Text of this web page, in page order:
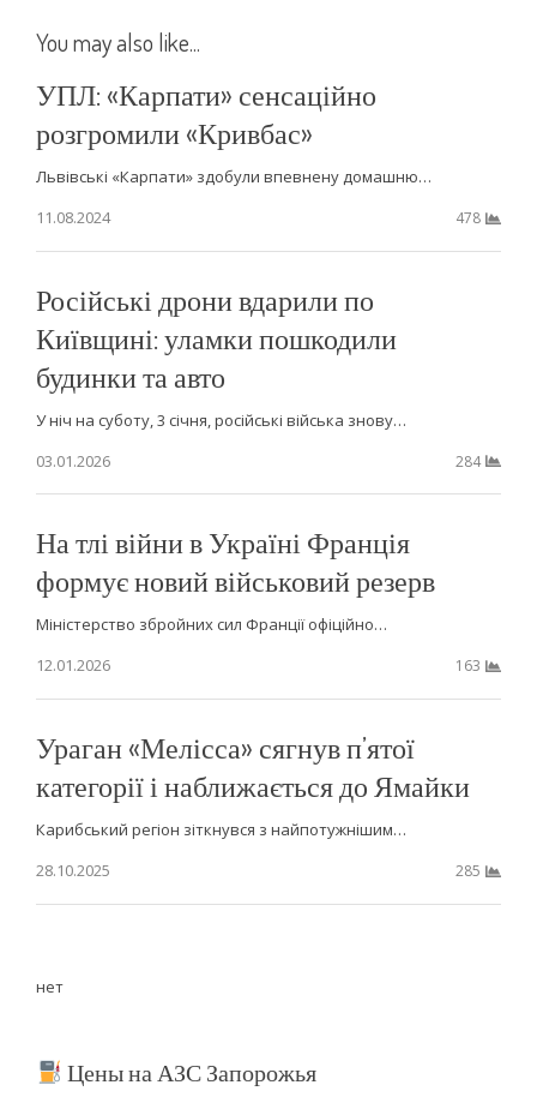
You may also like...
УПЛ: «Карпати» сенсаційно
розгромили «Кривбас»
Львівські «Карпати» здобули впевнену домашню…
11.08.2024
478
Російські дрони вдарили по
Київщині: уламки пошкодили
будинки та авто
У ніч на суботу, 3 січня, російські війська знову…
03.01.2026
284
На тлі війни в Україні Франція
формує новий військовий резерв
Міністерство збройних сил Франції офіційно…
12.01.2026
163
Ураган «Мелісса» сягнув п’ятої
категорії і наближається до Ямайки
Карибський регіон зіткнувся з найпотужнішим…
28.10.2025
285
нет
Цены на АЗС Запорожья